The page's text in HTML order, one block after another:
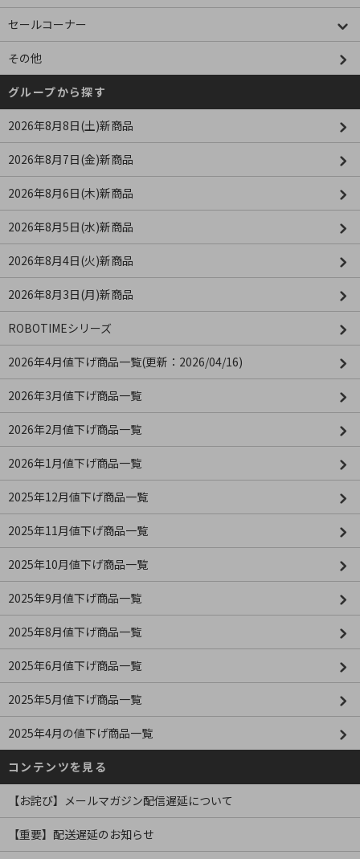
セールコーナー
その他
グループから探す
2026年8月8日(土)新商品
2026年8月7日(金)新商品
2026年8月6日(木)新商品
2026年8月5日(水)新商品
2026年8月4日(火)新商品
2026年8月3日(月)新商品
ROBOTIMEシリーズ
2026年4月値下げ商品一覧(更新：2026/04/16)
2026年3月値下げ商品一覧
2026年2月値下げ商品一覧
2026年1月値下げ商品一覧
2025年12月値下げ商品一覧
2025年11月値下げ商品一覧
2025年10月値下げ商品一覧
2025年9月値下げ商品一覧
2025年8月値下げ商品一覧
2025年6月値下げ商品一覧
2025年5月値下げ商品一覧
2025年4月の値下げ商品一覧
コンテンツを見る
【お詫び】メールマガジン配信遅延について
【重要】配送遅延のお知らせ